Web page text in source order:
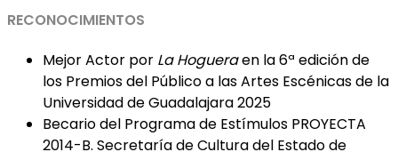
RECONOCIMIENTOS
Mejor Actor por La Hogueraen la 6ª edición de
los Premios del Público a las Artes Escénicas de la
Universidad de Guadalajara 2025
Becario del Programa de Estímulos PROYECTA
2014-B. Secretaría de Cultura del Estado de